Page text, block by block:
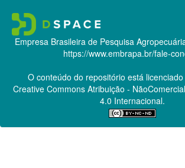
Empresa Brasileira de Pesquisa
https://www.embrapa.br/fale-
O conteúdo do repositório está
Creative CommonsAtribuição -
4.0 Internacional.